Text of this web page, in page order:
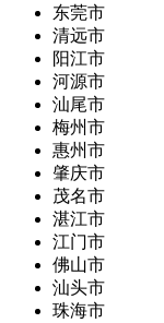
东莞市
清远市
阳江市
河源市
汕尾市
梅州市
惠州市
肇庆市
茂名市
湛江市
江门市
佛山市
汕头市
珠海市